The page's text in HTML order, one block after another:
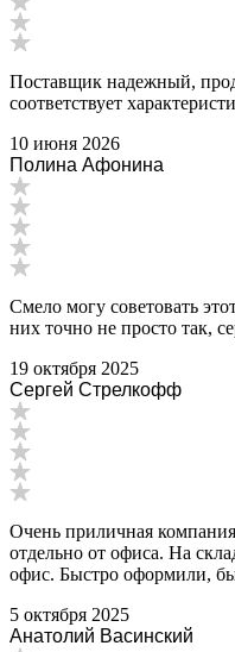
Поставщик надежный,
соответствует
10 июня 2026
Полина Афонина
Смело могу советовать
них точно не просто так,
19 октября 2025
Сергей Стрелкофф
Очень приличная
отдельно от офиса. На
офис. Быстро оформили,
5 октября 2025
Анатолий Васинский